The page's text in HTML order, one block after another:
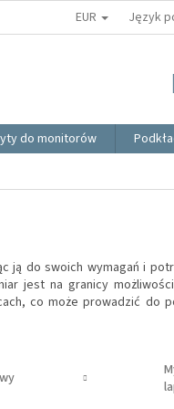
BLOG
EUR Język
do monitorów
ją do swoich wymagań i
jest na granicy
co może prowadzić do